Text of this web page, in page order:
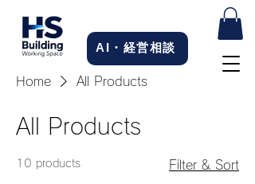
AI・経営相談
Home All Products
All Products
10 products Filter & Sort